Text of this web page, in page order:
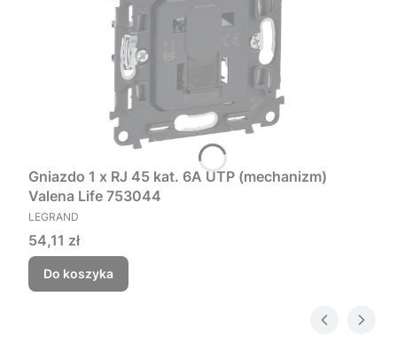
Gniazdo 1 x RJ 45 kat. 6A UTP (mechanizm)
Valena Life 753044
PRODUCENT
LEGRAND
Cena
54,11 zł
Do koszyka